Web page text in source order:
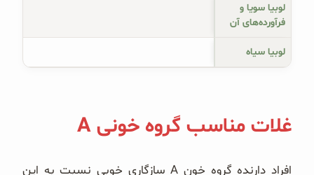
لوبیا سویا و
فرآورده‌های آن
لوبیا سیاه
غلات مناسب گروه خونی A
افراد دارنده گروه خون A سازگاری خوبی نسبت به این